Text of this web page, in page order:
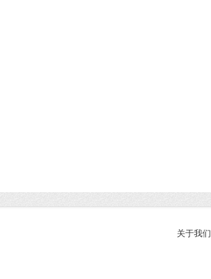
关于我们